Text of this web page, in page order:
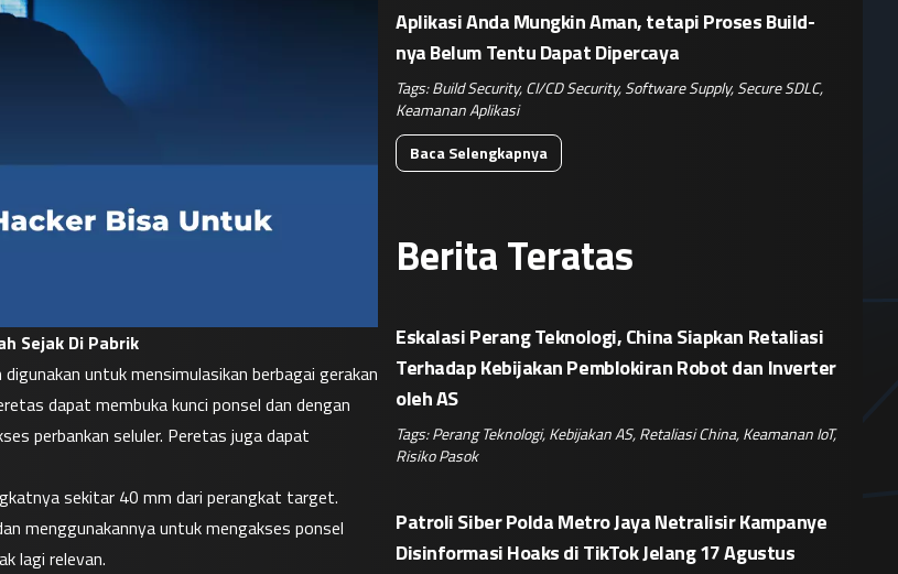
Sejak Di Pabrik
untuk mensimulasikan berbagai gerakan
dapat membuka kunci ponsel dan dengan
perbankan seluler. Peretas juga dapat
sekitar 40 mm dari perangkat target.
menggunakannya untuk mengakses ponsel
lagi relevan.
Aplikasi Anda Mungkin Aman, tetapi Proses Build-
nya Belum Tentu Dapat Dipercaya
Tags:Build Security,CI/CD Security,Software Supply,Secure SDLC,
Keamanan Aplikasi
Baca Selengkapnya
Berita Teratas
Eskalasi Perang Teknologi, China Siapkan Retaliasi
Terhadap Kebijakan Pemblokiran Robot dan Inverter
oleh AS
Tags:Perang Teknologi,Kebijakan AS,Retaliasi China,Keamanan IoT,
Risiko Pasok
Patroli Siber Polda Metro Jaya Netralisir Kampanye
Disinformasi Hoaks di TikTok Jelang 17 Agustus